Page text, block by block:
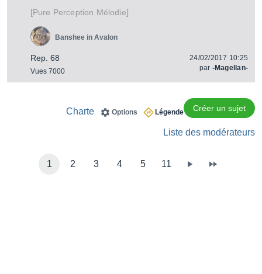
[Pure Perception Mélodie]
Rep. 68
Vues 7000
Banshee in Avalon
24/02/2017 10:25
par -Magellan-
Créer un sujet
Légende
Options
Charte
Liste des modérateurs
1 2 3 4 5 11